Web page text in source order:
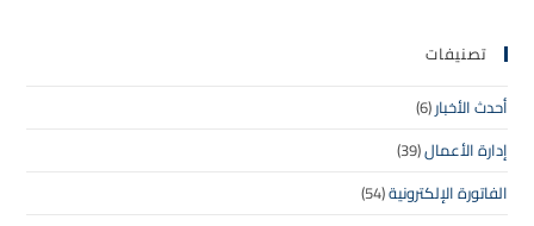
تصنيفات
أحدث الأخبار(6)
إدارة الأعمال(39)
الفاتورة الإلكترونية(54)